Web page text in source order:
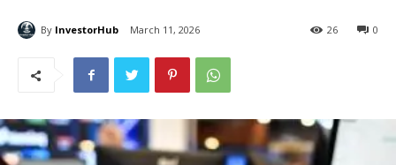
By InvestorHub March 11, 2026 0
26